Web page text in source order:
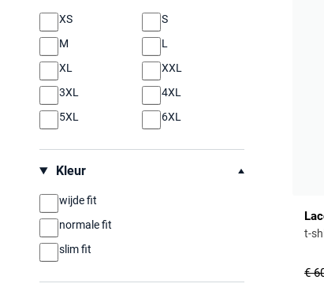
XS
S
M
L
XL
XXL
3XL
4XL
5XL
6XL
Kleur
wijde fit
normale fit
slim fit
t-
€